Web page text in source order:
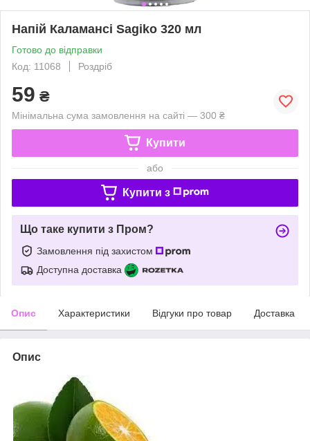
Напій Каламансі Sagiko 320 мл
Готово до відправки
Код: 11068
Роздріб
59 ₴
Мінімальна сума замовлення на сайті — 300 ₴
Купити
або
Купити з
Що таке купити з Пром?
Замовлення під захистом
Доступна доставка
Опис Характеристики Відгуки про товар Доставка
Опис